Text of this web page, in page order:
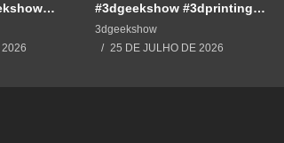
#3dgeekshow #3dprinting
#3dprint #impressão3d
#decoration #maker
3dgeekshow
25 DE JULHO DE 2026